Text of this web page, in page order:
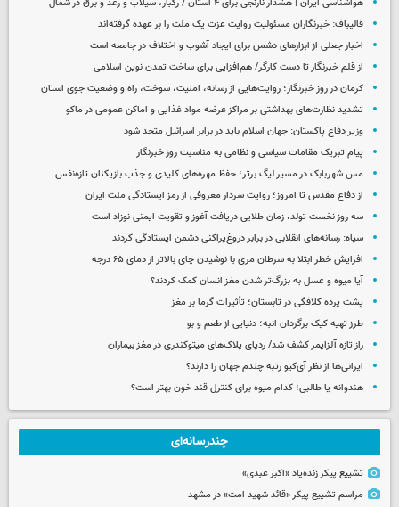
هواشناسی ایران | هشدار نارنجی برای ۴ استان / رگبار، سیلاب و رعد و برق در شمال
قالیباف: خبرنگاران مسئولیت روایت عزت یک ملت را بر عهده گرفته‌اند
اخبار جعلی از ابزارهای دشمن برای ایجاد آشوب و اختلاف در جامعه است
از قلم خبرنگار تا دست کارگر/ هم‌افزایی برای ساخت تمدن نوین اسلامی
کرمان در روز خبرنگار؛ روایت‌هایی از رسانه، امنیت، سوخت، راه و وضعیت جوی استان
تشدید نظارت‌های بهداشتی بر مراکز عرضه مواد غذایی و اماکن عمومی در ماکو
وزیر دفاع پاکستان: جهان اسلام باید در برابر اسرائیل متحد شود
پیام تبریک مقامات سیاسی و نظامی به مناسبت روز خبرنگار
مس شهربابک در مسیر لیگ برتر؛ حفظ مهره‌های کلیدی و جذب بازیکنان تازه‌نفس
از دفاع مقدس تا امروز؛ روایت سردار معروفی از رمز ایستادگی ملت ایران
سه روز نخست تولد، زمان طلایی دریافت آغوز و تقویت ایمنی نوزاد است
سپاه: رسانه‌های انقلابی در برابر دروغ‌پراکنی دشمن ایستادگی کردند
افزایش خطر ابتلا به سرطان مری با نوشیدن چای بالاتر از دمای ۶۵ درجه
آیا میوه و عسل به بزرگ‌تر شدن مغز انسان کمک کردند؟
پشت پرده کلافگی در تابستان؛ تأثیرات گرما بر مغز
طرز تهیه کیک برگردان انبه؛ دنیایی از طعم و بو
راز تازه آلزایمر کشف شد/ ردپای پلاک‌های میتوکندری در مغز بیماران
ایرانی‌ها از نظر آی‌کیو رتبه چندم جهان را دارند؟
هندوانه یا طالبی؛ کدام‌ میوه برای کنترل قند خون بهتر است؟
چندرسانه‌ای
تشییع پیکر زنده‌یاد «اکبر عبدی»
مراسم تشییع پیکر «قائد شهید امت» در مشهد